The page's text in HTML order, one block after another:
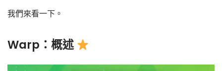
我們來看一下。
Warp：概述